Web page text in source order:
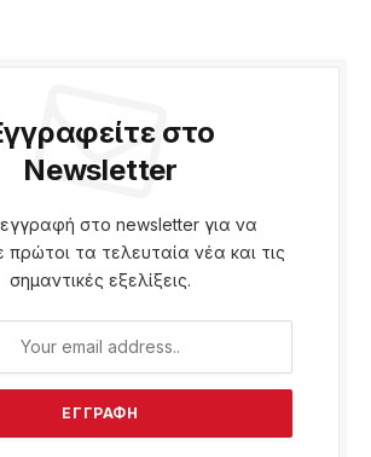
στο
Newsletter
στο newsletter για να
πρώτοι τα τελευταία νέα και τις
σημαντικές εξελίξεις.